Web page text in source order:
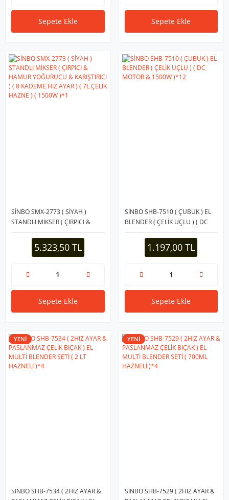
Sepete Ekle Sepete Ekle
SİNBO SMX-2773 ( SİYAH )
STANDLI MİKSER ( ÇIRPICI &
HAMUR YOĞURUCU &
KARIŞTIRICI ) ( 8 KADEME HIZ
AYAR ) ( 7L ÇELİK HAZNE ) (
5.323,50 TL
Sepete Ekle
SİNBO SHB-7510 ( ÇUBUK ) EL
BLENDER ( ÇELİK UÇLU ) ( DC
MOTOR & 1500W )*12
1.197,00 TL
Sepete Ekle
YENİ
SİNBO SHB-7534 ( 2HIZ AYAR &
YENİ
SİNBO SHB-7529 ( 2HIZ AYAR &